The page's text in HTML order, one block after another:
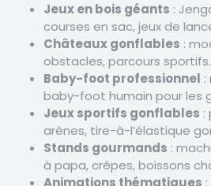
Jeux en bois géants :
courses en sac, jeux de
Châteaux gonflables :
obstacles, parcours sportifs.
Baby-foot professionnel
baby-foot humain pour les
Jeux sportifs gonflables :
arènes, tire-à-l’élastique
Stands gourmands :
à papa, crêpes, boissons
Animations thématiques